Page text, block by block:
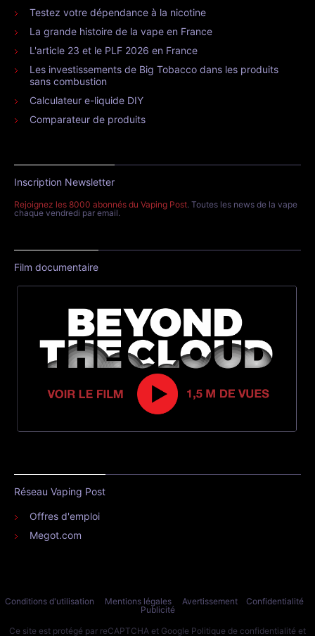
Testez votre dépendance à la nicotine
La grande histoire de la vape en France
L'article 23 et le PLF 2026 en France
Les investissements de Big Tobacco dans les produits
sans combustion
Calculateur e-liquide DIY
Comparateur de produits
Inscription Newsletter
Rejoignez les 8000 abonnés du Vaping Post. Toutes les news de la vape
chaque vendredi par email.
Film documentaire
Réseau Vaping Post
Offres d'emploi
Megot.com
Conditions d'utilisation Mentions légales Avertissement
Confidentialité
Publicité
Ce site est protégé par reCAPTCHA et Google Politique de confidentialité et